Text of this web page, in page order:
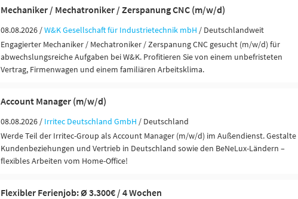
Mechaniker / Mechatroniker / Zerspanung CNC (m/w/d)
08.08.2026 /W&K Gesellschaft für Industrietechnik mbH / Deutschlandweit
Engagierter Mechaniker / Mechatroniker / Zerspanung CNC gesucht (m/w/d) für
abwechslungsreiche Aufgaben bei W&K. Profitieren Sie von einem unbefristeten
Vertrag, Firmenwagen und einem familiären Arbeitsklima.
Account Manager (m/w/d)
08.08.2026 / Irritec Deutschland GmbH / Deutschland
Werde Teil der Irritec-Group als Account Manager (m/w/d) im Außendienst. Gestalte
Kundenbeziehungen und Vertrieb in Deutschland sowie den BeNeLux-Ländern –
flexibles Arbeiten vom Home-Office!
Flexibler Ferienjob: Ø 3.300€ / 4 Wochen